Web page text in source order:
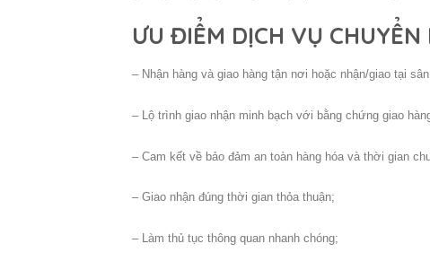
ƯU ĐIỂM DỊCH VỤ
– Nhận hàng và giao hàng tận nơi hoặc nhận/giao tại
– Lộ trình giao nhận minh bạch với bằng chứng giao
– Cam kết về bảo đảm an toàn hàng hóa và thời gian
– Giao nhận đúng thời gian thỏa thuận;
– Làm thủ tục thông quan nhanh chóng;